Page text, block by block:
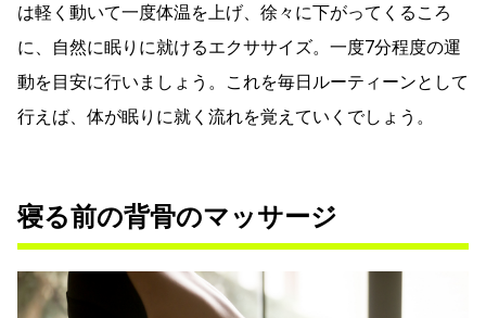
は軽く動いて一度体温を上げ、徐々に下がってくるころ
に、自然に眠りに就けるエクササイズ。一度7分程度の運
動を目安に行いましょう。これを毎日ルーティーンとして
行えば、体が眠りに就く流れを覚えていくでしょう。
寝る前の背骨のマッサージ